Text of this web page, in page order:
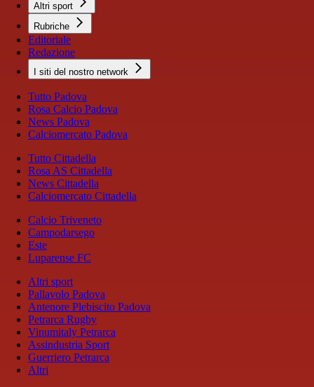
Altri sport
Rubriche
Editoriale
Redazione
I siti del nostro network
Tutto Padova
Rosa Calcio Padova
News Padova
Calciomercato Padova
Tutto Cittadella
Rosa AS Cittadella
News Cittadella
Calciomercato Cittadella
Calcio Triveneto
Campodarsego
Este
Luparense FC
Altri sport
Pallavolo Padova
Antenore Plebiscito Padova
Petrarca Rugby
Vinumitaly Petrarca
Assindustria Sport
Guerriero Petrarca
Altri